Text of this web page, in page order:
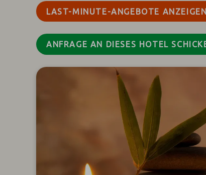
LAST-MINUTE-ANGEBOTE ANZEIGEN
ANFRAGE AN DIESES HOTEL